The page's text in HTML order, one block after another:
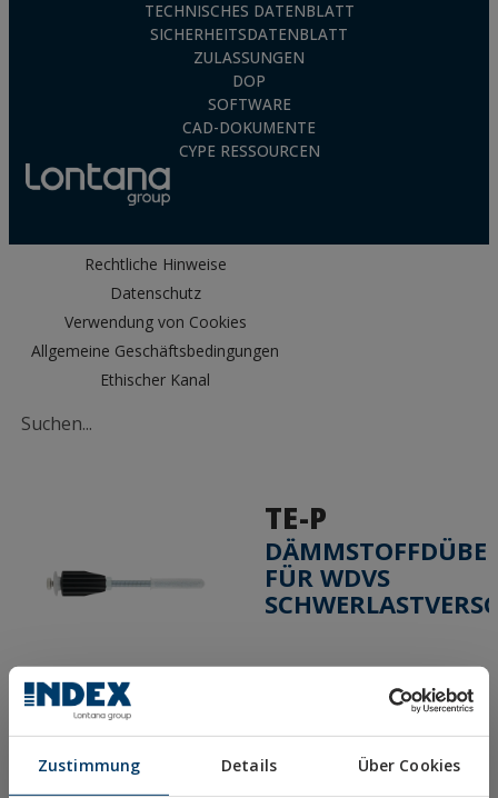
Zustimmung Details Über Cookies
TECHNISCHES DATENBLATT
SICHERHEITSDATENBLATT
ZULASSUNGEN
DOP
SOFTWARE
CAD-DOKUMENTE
CYPE RESSOURCEN
Rechtliche Hinweise
Datenschutz
Verwendung von Cookies
Allgemeine Geschäftsbedingungen
Ethischer Kanal
TE-P
FÜR WDVS
COMPRAR ONLINE
COMPRAR EN
Mostrar distribuidores con stock disponible